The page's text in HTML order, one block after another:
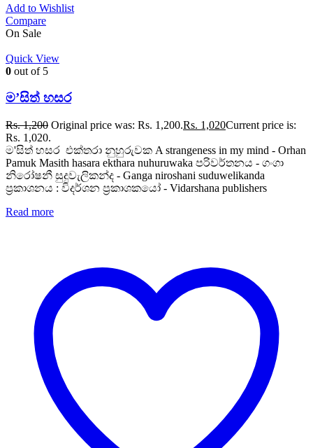
Add to Wishlist
Compare
On Sale
Quick View
0 out of 5
ම’සිත් හසර
Rs.1,200 Original price was: Rs. 1,200.Rs. 1,020Current price is:
Rs. 1,020.
ම'සිත් හසර එක්තරා නුහුරුවක A strangeness in my mind - Orhan
Pamuk Masith hasara ekthara nuhuruwaka පරිවර්තනය - ගංගා
නිරෝෂනී සුදුවැලිකන්ද - Ganga niroshani suduwelikanda
ප්‍රකාශනය : විදර්ශන ප්‍රකාශකයෝ - Vidarshana publishers
Read more